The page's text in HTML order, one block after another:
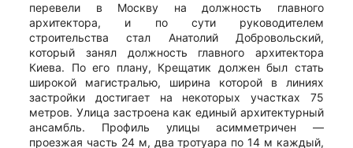
перевели в Москву на должность главного
архитектора, и по сути руководителем
строительства стал Анатолий Добровольский,
который занял должность главного архитектора
Киева. По его плану, Крещатик должен был стать
широкой магистралью, ширина которой в линиях
застройки достигает на некоторых участках 75
метров. Улица застроена как единый архитектурный
ансамбль. Профиль улицы асимметричен —
проезжая часть 24 м, два тротуара по 14 м каждый,